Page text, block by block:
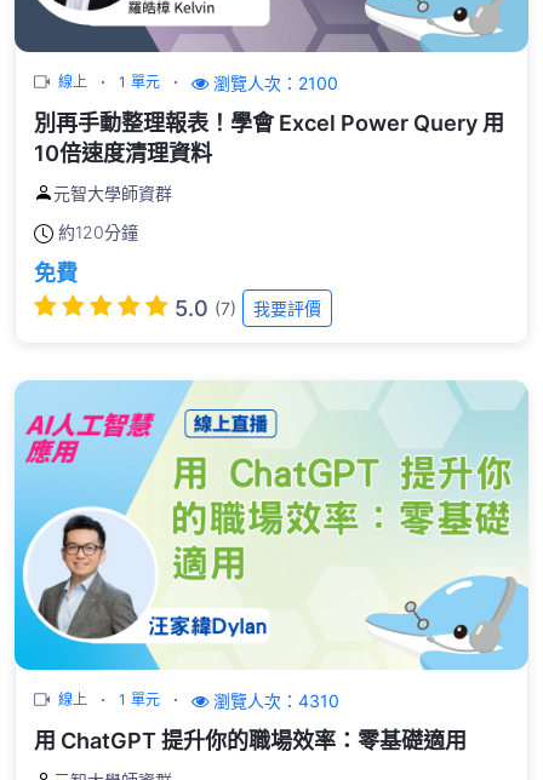
線上 1 單元 瀏覽人次：2100
別再手動整理報表！學會 Excel Power Query 用
10倍速度清理資料
元智大學師資群
約120分鐘
免費
5.0 (7) 我要評價
線上 1 單元 瀏覽人次：4310
用 ChatGPT 提升你的職場效率：零基礎適用